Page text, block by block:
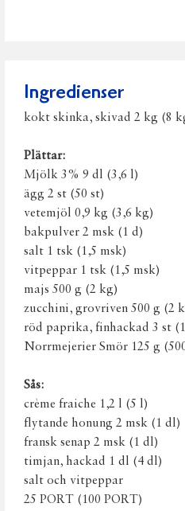
Ingredienser
kokt skinka, skivad 2 kg (8
Plättar:
Mjölk 3% 9 dl (3,6 l)
ägg 2 st (50 st)
vetemjöl 0,9 kg (3,6 kg)
bakpulver 2 msk (1 d)
salt 1 tsk (1,5 msk)
vitpeppar 1 tsk (1,5 msk)
majs 500 g (2 kg)
zucchini, grovriven 500 g (2
röd paprika, finhackad 3 st
Norrmejerier Smör 125 g
Sås:
crème fraiche 1,2 l (5 l)
flytande honung 2 msk (1 dl)
fransk senap 2 msk (1 dl)
timjan, hackad 1 dl (4 dl)
salt och vitpeppar
25 PORT (100 PORT)